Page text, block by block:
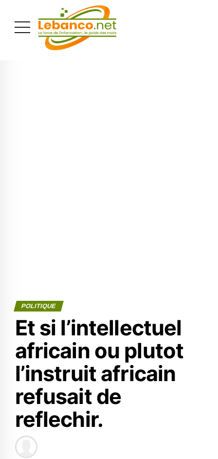
POLITIQUE
Et si l’intellectuel
africain ou plutot
l’instruit africain
refusait de
reflechir.